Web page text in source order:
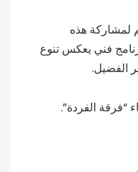
لمشاركة هذه
فني يعكس تنوع
الفضيل.
“فرقة الفردة”.